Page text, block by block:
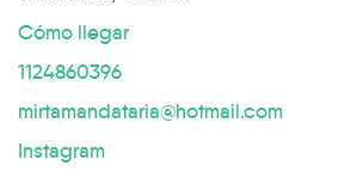
Cómo llegar
1124860396
mirtamandataria@hotmail.com
Instagram